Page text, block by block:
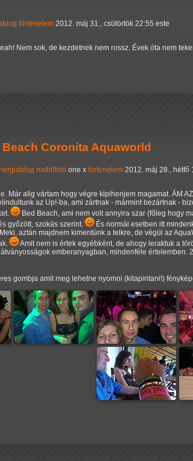
történelem 2012. máj 31., csütörtök 22:55 este
Nem sok, de kezdetnek nem rossz. Évek óta nem
Coronita Aquaworld
mobilfotó one x történelem 2012. máj 28., hétfő
Már alig vártam hogy végre kipihenjem magamat. ÁM
az Up!-ba, ami zártnak - mármint bezártnak -
Bed Beach, ami nem volt annyira szar (főleg hogy
győzött, szokás szerint.
És normál esetben itt
aztán majdnem kimentünk a telkre, de végül az
Amit nem is értek egyébként, de ahogy leraktuk a
emberanyagban, mindenféle
gombja amit meg lehetne nyomni (kitapintani!)